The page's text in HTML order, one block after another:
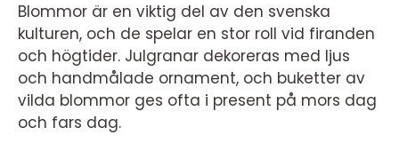
Blommor är en viktig del av den svenska
kulturen, och de spelar en stor roll vid firanden
och högtider. Julgranar dekoreras med ljus
och handmålade ornament, och buketter av
vilda blommor ges ofta i present på mors dag
och fars dag.